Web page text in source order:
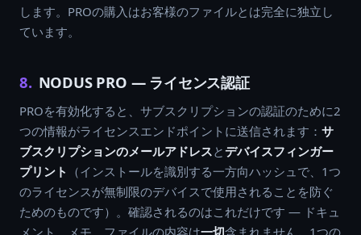
します。PROの購入はお客様のファイルとは完全に独立し
ています。
8. NODUS PRO — ライセンス認証
PROを有効化すると、サブスクリプションの認証のために2
つの情報がライセンスエンドポイントに送信されます： サ
ブスクリプションのメールアドレスとデバイスフィンガー
プリント （インストールを識別する一方向ハッシュで、1つ
のライセンスが無制限のデバイスで使用されることを防ぐ
ためのものです）。確認されるのはこれだけです — ドキュ
メント、メモ、ファイルの内容は一切含まれません。1つの